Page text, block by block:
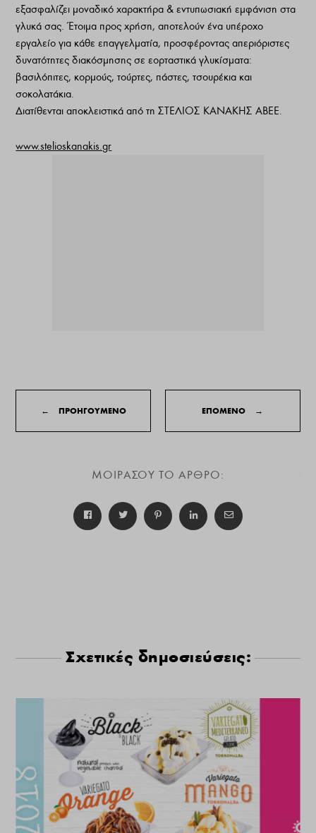
εξασφαλίζει μοναδικό χαρακτήρα & εντυπωσιακή εμφάνιση στα
γλυκά σας. Έτοιμα προς χρήση, αποτελούν ένα υπέροχο
εργαλείο για κάθε επαγγελματία, προσφέροντας απεριόριστες
δυνατότητες διακόσμησης σε εορταστικά γλυκίσματα:
βασιλόπιτες, κορμούς, τούρτες, πάστες, τσουρέκια και
σοκολατάκια.
Διατίθενται αποκλειστικά από τη ΣΤΕΛΙΟΣ ΚΑΝΑΚΗΣ ΑΒΕΕ.
www.stelioskanakis.gr
← ΠΡΟΗΓΟΥΜΕΝΟ ΕΠΟΜΕΝΟ →
ΜΟΙΡΑΣΟΥ ΤΟ ΑΡΘΡΟ:
Σχετικές δημοσιεύσεις: